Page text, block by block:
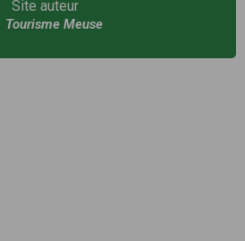
Site auteur
Tourisme Meuse